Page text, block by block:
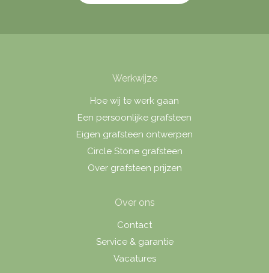
Werkwijze
Hoe wij te werk gaan
Een persoonlijke grafsteen
Eigen grafsteen ontwerpen
Circle Stone grafsteen
Over grafsteen prijzen
Over ons
Contact
Service & garantie
Vacatures